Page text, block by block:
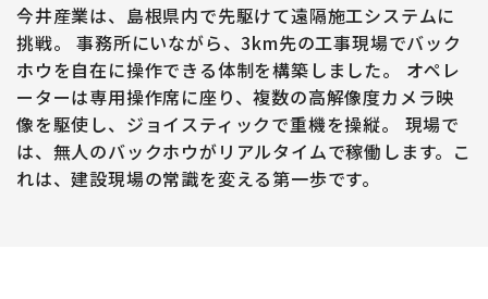
今井産業は、島根県内で先駆けて遠隔施工システムに
挑戦。
事務所にいながら、3km先の工事現場でバック
ホウを自在に操作できる体制を構築しました。
オペレ
ーターは専用操作席に座り、複数の高解像度カメラ映
像を駆使し、ジョイスティックで重機を操縦。
現場で
は、無人のバックホウがリアルタイムで稼働します。こ
れは、建設現場の常識を変える第一歩です。